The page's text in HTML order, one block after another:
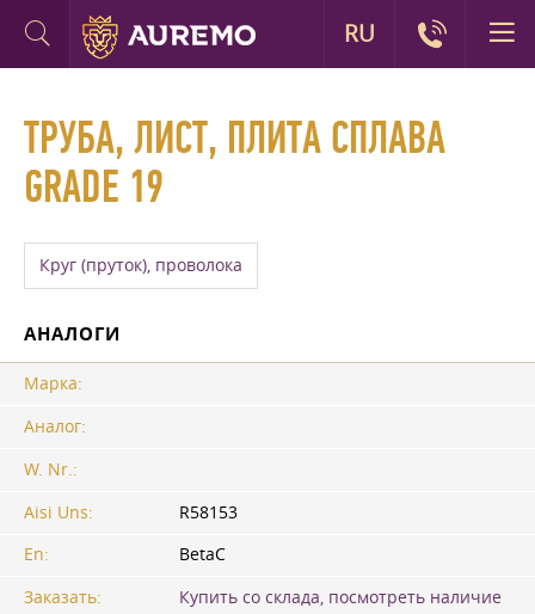
ТРУБА, ЛИСТ, ПЛИТА СПЛАВА
GRADE 19
Круг (пруток), проволока
АНАЛОГИ
Марка:
Аналог:
W. Nr.:
Aisi Uns:
R58153
En:
BetaC
Заказать:
Купить со склада, посмотреть наличие
RU